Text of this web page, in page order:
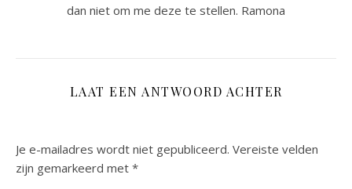
dan niet om me deze te stellen. Ramona
LAAT EEN ANTWOORD ACHTER
Je e-mailadres wordt niet gepubliceerd. Vereiste velden
zijn gemarkeerd met *